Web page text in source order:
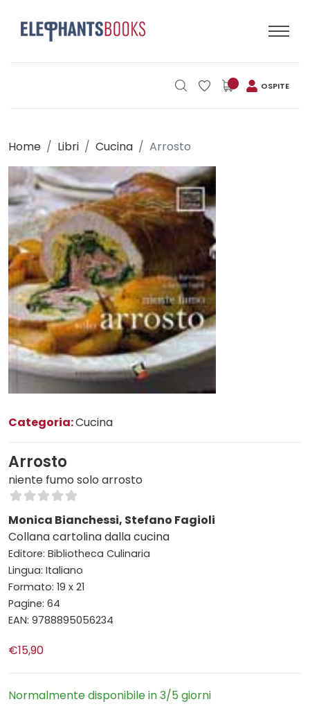
OSPITE
Home Libri Cucina Arrosto
Categoria:Cucina
Arrosto
niente fumo solo arrosto
Monica Bianchessi, Stefano Fagioli
Collana cartolina dalla cucina
Editore: Bibliotheca Culinaria
Lingua: Italiano
Formato: 19 x 21
Pagine: 64
EAN: 9788895056234
€15,90
Normalmente disponibile in 3/5 giorni